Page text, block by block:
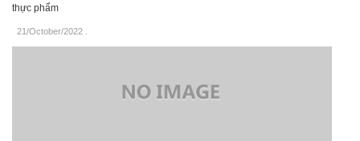
thực phẩm
21/October/2022